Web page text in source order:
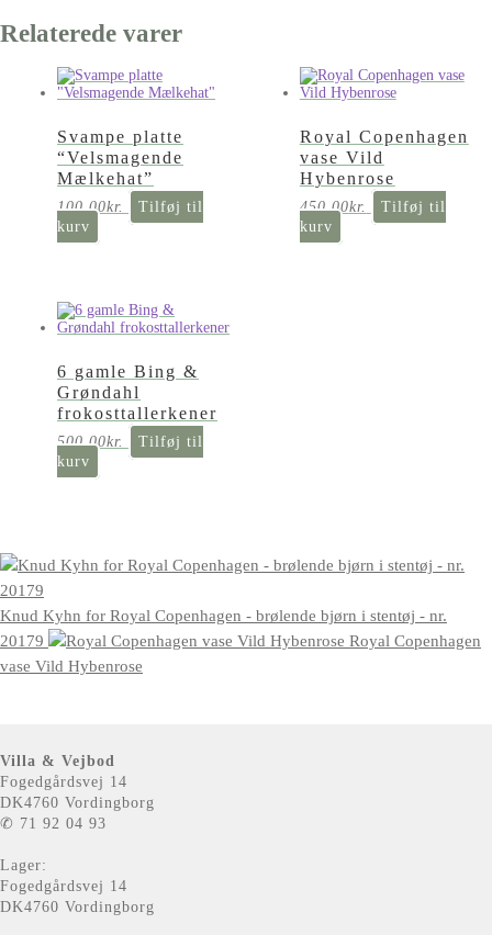
Relaterede varer
Svampe platte
“Velsmagende
Mælkehat”
100,00kr.
Tilføj til
kurv
Royal Copenhagen
vase Vild
Hybenrose
450,00kr.
Tilføj til
kurv
6 gamle Bing &
Grøndahl
frokosttallerkener
500,00kr.
Tilføj til
kurv
Knud Kyhn for Royal Copenhagen - brølende bjørn i stentøj - nr.
20179
Royal Copenhagen
vase Vild Hybenrose
Villa & Vejbod
Fogedgårdsvej 14
DK4760 Vordingborg
✆ 71 92 04 93
Lager:
Fogedgårdsvej 14
DK4760 Vordingborg